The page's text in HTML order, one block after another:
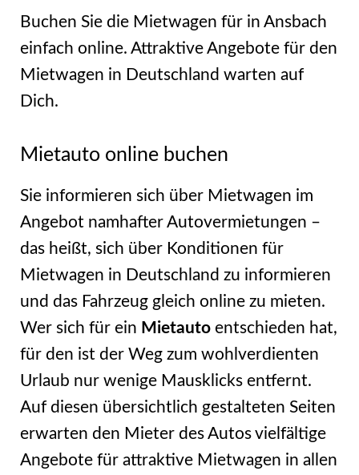
Buchen Sie die Mietwagen für in Ansbach
einfach online. Attraktive Angebote für den
Mietwagen in Deutschland warten auf
Dich.
Mietauto online buchen
Sie informieren sich über Mietwagen im
Angebot namhafter Autovermietungen –
das heißt, sich über Konditionen für
Mietwagen in Deutschland zu informieren
und das Fahrzeug gleich online zu mieten.
Wer sich für ein Mietauto entschieden hat,
für den ist der Weg zum wohlverdienten
Urlaub nur wenige Mausklicks entfernt.
Auf diesen übersichtlich gestalteten Seiten
erwarten den Mieter des Autos vielfältige
Angebote für attraktive Mietwagen in allen